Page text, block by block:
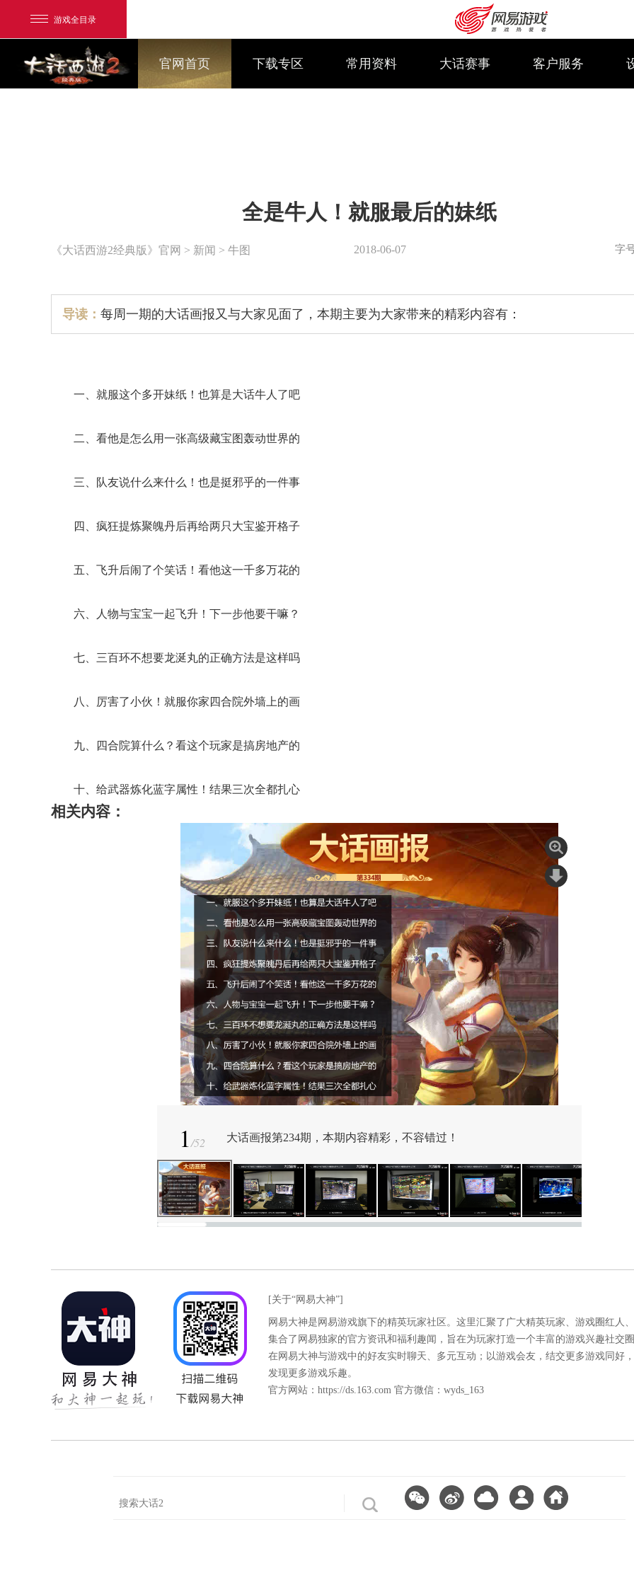
游戏全目录
我的足迹： 大话2经典版
官网首页 下载专区 常用资料 大话赛事 客户服务
《大话西游2经典版》官网 > 新闻 > 牛图
全是牛人！就服最后的妹纸
2018-06-07 字
导读： 每周一期的大话画报又与大家见面了，本期主要为大家带来的精彩内容有：
一、就服这个多开妹纸！也算是大话牛人了吧
二、看他是怎么用一张高级藏宝图轰动世界的
三、队友说什么来什么！也是挺邪乎的一件事
四、疯狂提炼聚魄丹后再给两只大宝鉴开格子
五、飞升后闹了个笑话！看他这一千多万花的
六、人物与宝宝一起飞升！下一步他要干嘛？
七、三百环不想要龙涎丸的正确方法是这样吗
八、厉害了小伙！就服你家四合院外墙上的画
九、四合院算什么？看这个玩家是搞房地产的
十、给武器炼化蓝字属性！结果三次全都扎心
相关内容：
1/52 大话画报第234期，本期内容精彩，不容错过！
[关于“网易大神”]
网易大神是网易游戏旗下的精英玩家社区。这里汇聚了广大精英玩家、游戏圈红人
集合了网易独家的官方资讯和福利趣闻，旨在为玩家打造一个丰富的游戏兴趣社交
在网易大神与游戏中的好友实时聊天、多元互动；以游戏会友，结交更多游戏同好
发现更多游戏乐趣。
官方网站： https://ds.163.com 官方微信：wyds_163